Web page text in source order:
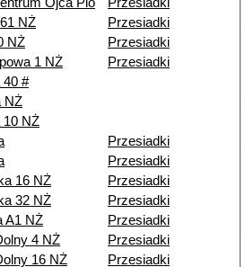
NŻ
Przesiadki
NŻ
Przesiadki
1 NŻ
Przesiadki
40 #
NŻ
10 NŻ
Przesiadki
Przesiadki
16 NŻ
Przesiadki
32 NŻ
Przesiadki
A1 NŻ
Przesiadki
4 NŻ
Przesiadki
16 NŻ Przesiadki